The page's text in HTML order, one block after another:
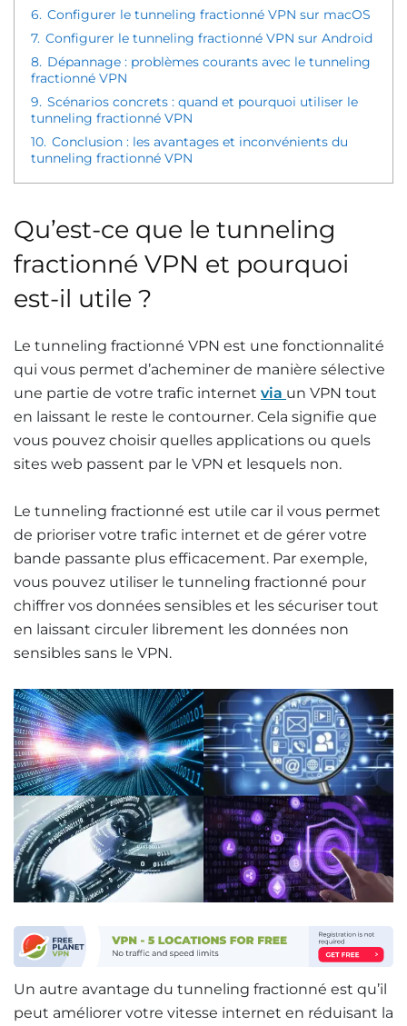
6. Configurer le tunneling fractionné VPN sur macOS
7. Configurer le tunneling fractionné VPN sur Android
8. Dépannage : problèmes courants avec le tunneling
fractionné VPN
9. Scénarios concrets : quand et pourquoi utiliser le
tunneling fractionné VPN
10. Conclusion : les avantages et inconvénients du
tunneling fractionné VPN
Qu’est-ce que le tunneling
fractionné VPN et pourquoi
est-il utile ?
Le tunneling fractionné VPN est une fonctionnalité
qui vous permet d’acheminer de manière sélective
une partie de votre trafic internet via un VPN tout
en laissant le reste le contourner. Cela signifie que
vous pouvez choisir quelles applications ou quels
sites web passent par le VPN et lesquels non.
Le tunneling fractionné est utile car il vous permet
de prioriser votre trafic internet et de gérer votre
bande passante plus efficacement. Par exemple,
vous pouvez utiliser le tunneling fractionné pour
chiffrer vos données sensibles et les sécuriser tout
en laissant circuler librement les données non
sensibles sans le VPN.
Un autre avantage du tunneling fractionné est qu’il
peut améliorer votre vitesse internet en réduisant la